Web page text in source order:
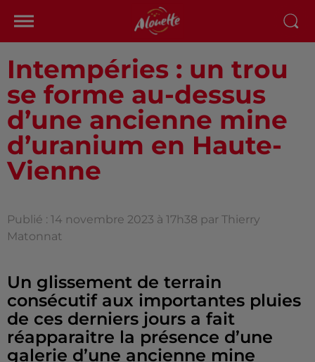
Intempéries : un trou
se forme au-dessus
d’une ancienne mine
d’uranium en Haute-
Vienne
Publié : 14 novembre 2023 à 17h38 par Thierry
Matonnat
Un glissement de terrain
consécutif aux importantes pluies
de ces derniers jours a fait
réapparaitre la présence d’une
galerie d’une ancienne mine